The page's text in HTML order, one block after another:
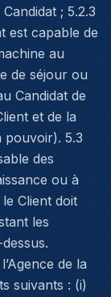
; 5.2.3
est capable de
au
de séjour ou
Candidat de
et de la
pouvoir). 5.3
des
ou à
Client doit
les
de la
suivants : (i)